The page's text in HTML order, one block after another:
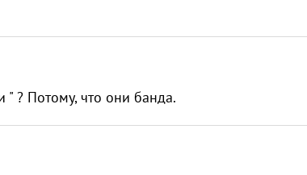
? Потому, что они банда.